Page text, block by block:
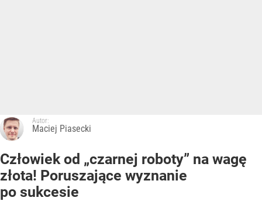
Autor:
Maciej Piasecki
Człowiek od „czarnej roboty” na wagę
złota! Poruszające wyznanie
po sukcesie